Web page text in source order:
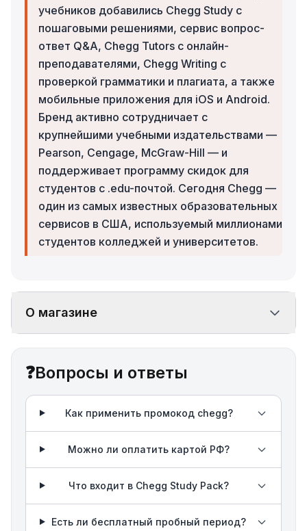
учебников добавились Chegg Study с
пошаговыми решениями, сервис вопрос-
ответ Q&A, Chegg Tutors с онлайн-
преподавателями, Chegg Writing с
проверкой грамматики и плагиата, а также
мобильные приложения для iOS и Android.
Бренд активно сотрудничает с
крупнейшими учебными издательствами —
Pearson, Cengage, McGraw-Hill — и
поддерживает программу скидок для
студентов с .edu-почтой. Сегодня Chegg —
один из самых известных образовательных
сервисов в США, используемый миллионами
студентов колледжей и университетов.
О магазине
❓Вопросы и ответы
Как применить промокод chegg?
Можно ли оплатить картой РФ?
Что входит в Chegg Study Pack?
Есть ли бесплатный пробный период?